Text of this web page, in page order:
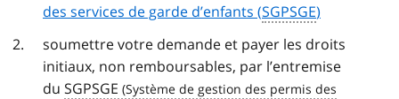
des services de garde d’enfants (SGPSGE)
soumettre votre demande et payer les droits
initiaux, non remboursables, par l’entremise
du SGPSGE